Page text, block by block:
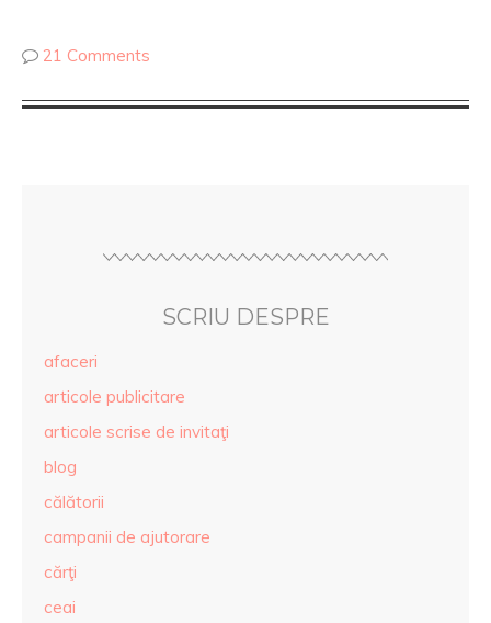
21 Comments
SCRIU DESPRE
afaceri
articole publicitare
articole scrise de invitaţi
blog
călătorii
campanii de ajutorare
cărţi
ceai